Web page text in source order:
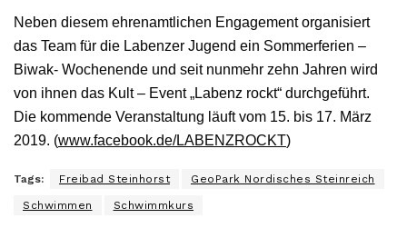
Neben diesem ehrenamtlichen Engagement organisiert
das Team für die Labenzer Jugend ein Sommerferien –
Biwak- Wochenende und seit nunmehr zehn Jahren wird
von ihnen das Kult – Event „Labenz rockt“ durchgeführt.
Die kommende Veranstaltung läuft vom 15. bis 17. März
2019. (www.facebook.de/LABENZROCKT)
Tags: Freibad Steinhorst GeoPark Nordisches Steinreich
Schwimmen Schwimmkurs